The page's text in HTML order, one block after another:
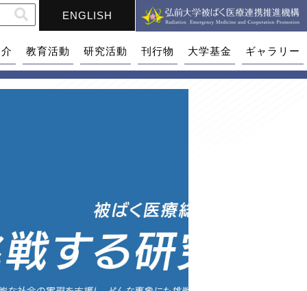
ENGLISH
教育活動 研究活動 刊行物 大学基金 ギャラリー